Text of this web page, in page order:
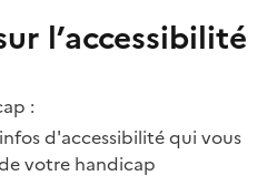
l’accessibilité
:
d'accessibilité qui vous
votre handicap